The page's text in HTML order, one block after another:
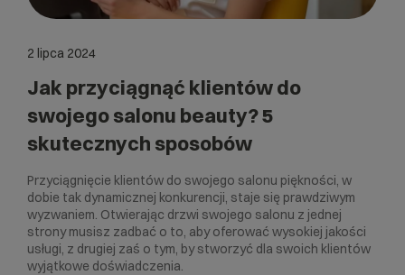
2 lipca 2024
Jak przyciągnąć klientów do
swojego salonu beauty? 5
skutecznych sposobów
Przyciągnięcie klientów do swojego salonu piękności, w
dobie tak dynamicznej konkurencji, staje się prawdziwym
wyzwaniem. Otwierając drzwi swojego salonu z jednej
strony musisz zadbać o to, aby oferować wysokiej jakości
usługi, z drugiej zaś o tym, by stworzyć dla swoich klientów
wyjątkowe doświadczenia.